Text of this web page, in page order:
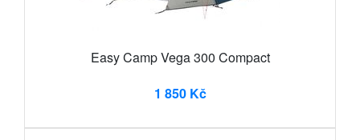
Easy Camp Vega 300 Compact
1 850 Kč